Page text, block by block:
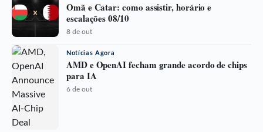
Omã e Catar: como assistir, horário e
escalações 08/10
8 de out
Notícias Agora
AMD e OpenAI fecham grande acordo de chips
para IA
6 de out